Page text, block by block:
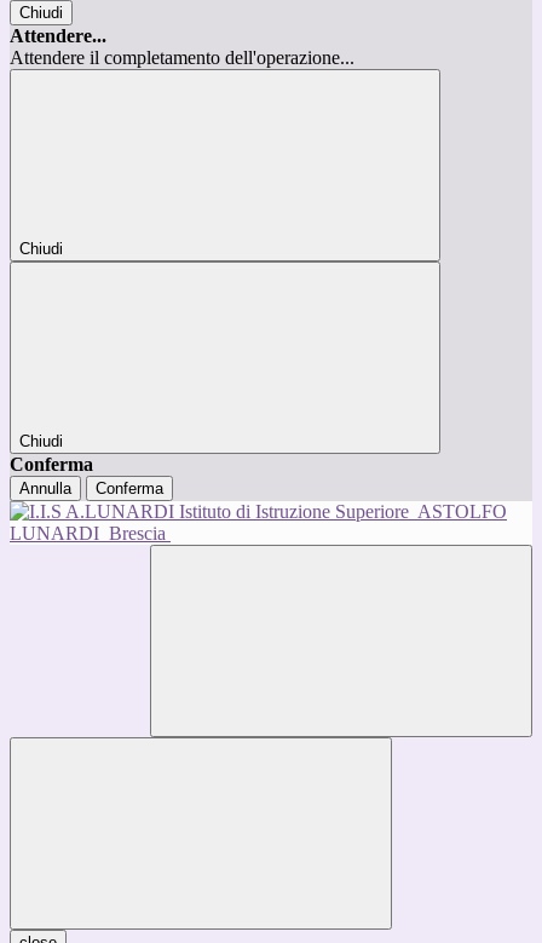
Chiudi
Attendere...
Attendere il completamento dell'operazione...
Chiudi
Chiudi
Conferma
Annulla Conferma
Istituto di Istruzione Superiore ASTOLFO
LUNARDI Brescia